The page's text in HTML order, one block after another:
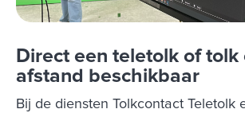
Direct een teletolk of tolk
afstand beschikbaar
Bij de diensten Tolkcontact Teletolk